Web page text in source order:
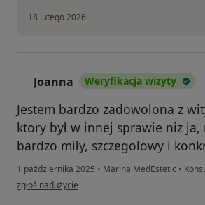
18 lutego 2026
Joanna Weryfikacja wizyty
Jestem bardzo zadowolona z
ktory był w innej sprawie niz
bardzo miły, szczegolowy i
1 października 2025 • Marina MedEstetic •
w opinii użytkownika Joanna
zgłoś nadużycie